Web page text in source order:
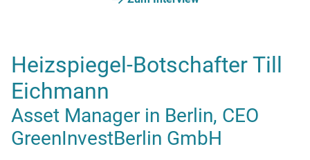
Heizspiegel-Botschafter Till
Eichmann
Asset Manager in Berlin, CEO
GreenInvestBerlin GmbH